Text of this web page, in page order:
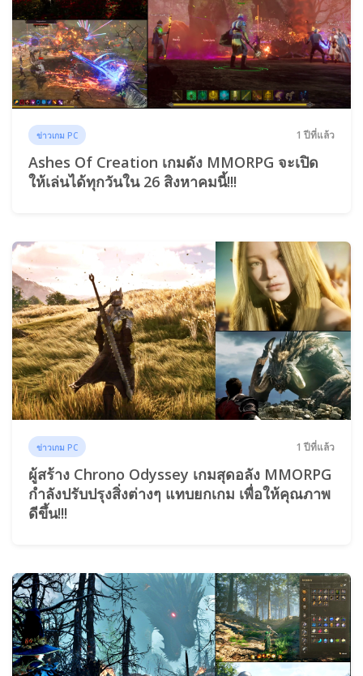
ข่าวเกม PC 1 ปีที่แล้ว
Ashes Of Creation เกมดัง MMORPG จะเปิด
ให้เล่นได้ทุกวันใน 26 สิงหาคมนี้!!!
ข่าวเกม PC 1 ปีที่แล้ว
ผู้สร้าง Chrono Odyssey เกมสุดอลัง MMORPG
กำลังปรับปรุงสิ่งต่างๆ แทบยกเกม เพื่อให้คุณภาพ
ดีขึ้น!!!